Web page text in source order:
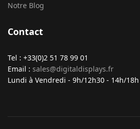
Notre Blog
Contact
Tel : +33(0)2 51 78 99 01
Email : sales@digitaldisplays.fr
Lundi à Vendredi - 9h/12h30 - 14h/18h